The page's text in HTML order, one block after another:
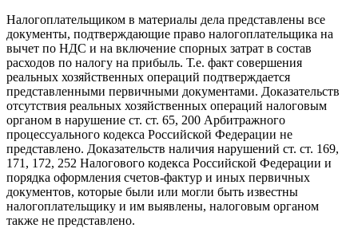
Налогоплательщиком в материалы дела представлены все
документы, подтверждающие право налогоплательщика на
вычет по НДС и на включение спорных затрат в состав
расходов по налогу на прибыль. Т.е. факт совершения
реальных хозяйственных операций подтверждается
представленными первичными документами. Доказательств
отсутствия реальных хозяйственных операций налоговым
органом в нарушение ст. ст. 65, 200 Арбитражного
процессуального кодекса Российской Федерации не
представлено. Доказательств наличия нарушений ст. ст. 169,
171, 172, 252 Налогового кодекса Российской Федерации и
порядка оформления счетов-фактур и иных первичных
документов, которые были или могли быть известны
налогоплательщику и им выявлены, налоговым органом
также не представлено.